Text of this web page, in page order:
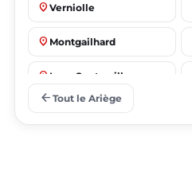
place Verniolle
place Montgailhard
place Lorp-Sentaraille
arrow_back Tout le Ariège